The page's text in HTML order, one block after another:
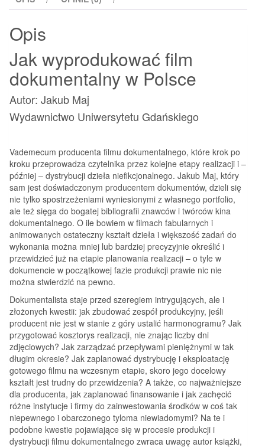
Polsce
Opis
Jak wyprodukować film
dokumentalny w Polsce
Autor: Jakub Maj
Wydawnictwo Uniwersytetu Gdańskiego
Vademecum producenta filmu dokumentalnego, które krok po
kroku przeprowadza czytelnika przez kolejne etapy realizacji i –
później – dystrybucji dzieła niefikcjonalnego. Jakub Maj, który
sam jest doświadczonym producentem dokumentów, dzieli się
nie tylko spostrzeżeniami wyniesionymi z własnego portfolio,
ale też sięga do bogatej bibliografii znawców i twórców kina
dokumentalnego. O ile bowiem w filmach fabularnych i
animowanych ostateczny kształt dzieła i większość zadań do
wykonania można mniej lub bardziej precyzyjnie określić i
przewidzieć już na etapie planowania realizacji – o tyle w
dokumencie w początkowej fazie produkcji prawie nic nie
można stwierdzić na pewno.
Dokumentalista staje przed szeregiem intrygujących, ale i
złożonych kwestii: jak zbudować zespół produkcyjny, jeśli
producent nie jest w stanie z góry ustalić harmonogramu? Jak
przygotować kosztorys realizacji, nie znając liczby dni
zdjęciowych? Jak zarządzać przepływami pieniężnymi w tak
długim okresie? Jak zaplanować dystrybucję i eksploatację
gotowego filmu na wczesnym etapie, skoro jego docelowy
kształt jest trudny do przewidzenia? A także, co najważniejsze
dla producenta, jak zaplanować finansowanie i jak zachęcić
różne instytucje i firmy do zainwestowania środków w coś tak
niepewnego i obarczonego tyloma niewiadomymi? Na te i
podobne kwestie pojawiające się w procesie produkcji i
dystrybucji filmu dokumentalnego zwraca uwagę autor książki,